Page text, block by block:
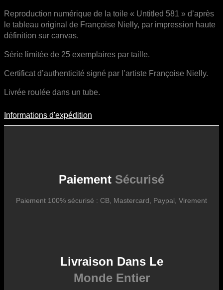
Reproduction numérique de la toile « Untitled 581 » d’après
le tableau original de Françoise Nielly, par impression haute
définition sur canvas.
Série limitée de 25 exemplaires par taille.
Certificat d’authenticité signé par l’artiste Françoise Nielly.
Livrée roulée dans un tube.
Informations D'expédition
des fluctuations tarifaires des transporteurs internationaux.
Informations d'expédition
Paiement Sécurisé
Paiement 100% sécurisé : CB, Mastercard, Paypal, Virement
Livraison Dans Le
Monde Entier